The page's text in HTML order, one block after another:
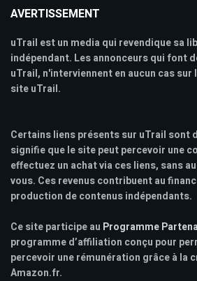
AVERTISSEMENT
uTrail est un media qui revendique sa
indépendant. Les annonceurs qui font
uTrail, n'interviennent en aucun cas
site uTrail.
Certains liens présents sur uTrail sont
signifie que le site peut percevoir une
effectuez un achat via ces liens, sans
vous. Ces revenus contribuent au
production de contenus indépendants.
Ce site participe au Programme
programme d’affiliation conçu pour
percevoir une rémunération grâce à la
Amazon.fr.